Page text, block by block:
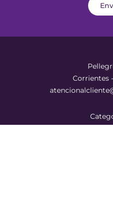
Corrientes